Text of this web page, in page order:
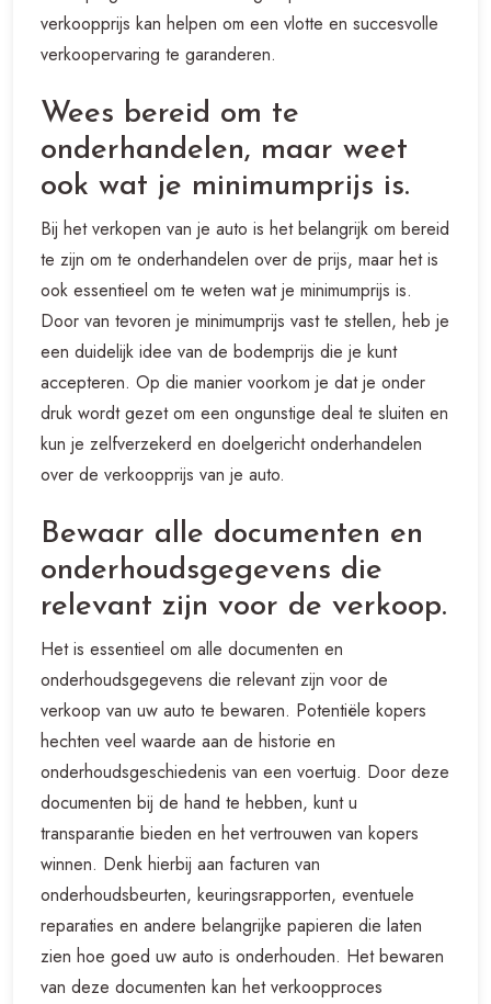
verkoopprijs kan helpen om een vlotte en succesvolle
verkoopervaring te garanderen.
Wees bereid om te
onderhandelen, maar weet
ook wat je minimumprijs is.
Bij het verkopen van je auto is het belangrijk om bereid
te zijn om te onderhandelen over de prijs, maar het is
ook essentieel om te weten wat je minimumprijs is.
Door van tevoren je minimumprijs vast te stellen, heb je
een duidelijk idee van de bodemprijs die je kunt
accepteren. Op die manier voorkom je dat je onder
druk wordt gezet om een ongunstige deal te sluiten en
kun je zelfverzekerd en doelgericht onderhandelen
over de verkoopprijs van je auto.
Bewaar alle documenten en
onderhoudsgegevens die
relevant zijn voor de verkoop.
Het is essentieel om alle documenten en
onderhoudsgegevens die relevant zijn voor de
verkoop van uw auto te bewaren. Potentiële kopers
hechten veel waarde aan de historie en
onderhoudsgeschiedenis van een voertuig. Door deze
documenten bij de hand te hebben, kunt u
transparantie bieden en het vertrouwen van kopers
winnen. Denk hierbij aan facturen van
onderhoudsbeurten, keuringsrapporten, eventuele
reparaties en andere belangrijke papieren die laten
zien hoe goed uw auto is onderhouden. Het bewaren
van deze documenten kan het verkoopproces